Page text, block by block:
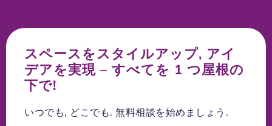
スペースをスタイルアップ, アイ
デアを実現 – すべてを 1 つ屋根の
下で!
いつでも, どこでも. 無料相談を始めましょう.